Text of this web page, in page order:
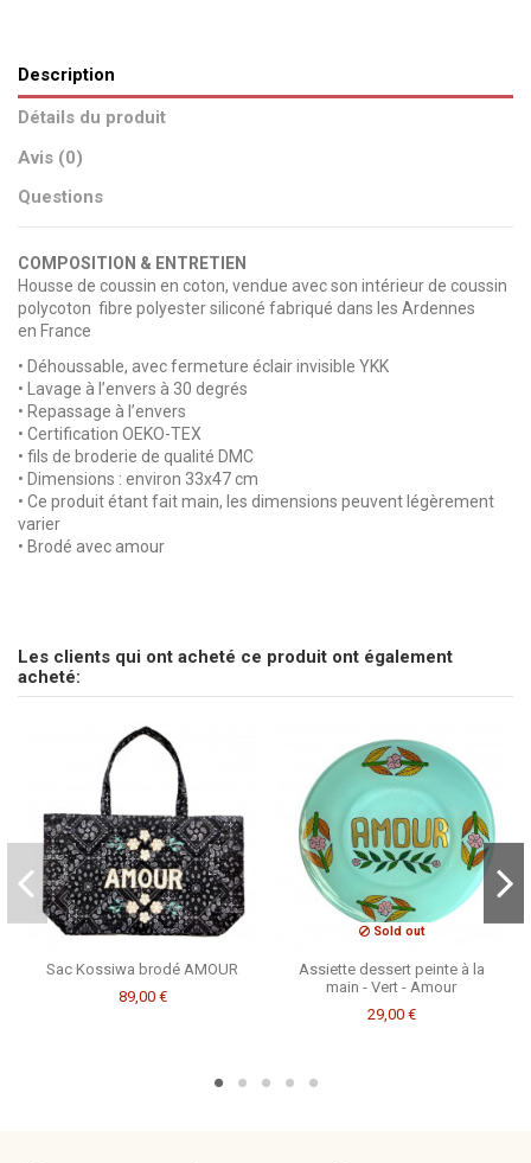
Description
Détails du produit
Avis (0)
Questions
COMPOSITION & ENTRETIEN
Housse de coussin en coton, vendue avec son intérieur de coussin
polycoton fibre polyester siliconé fabriqué dans les Ardennes
en France
• Déhoussable, avec fermeture éclair invisible YKK
• Lavage à l’envers à 30 degrés
• Repassage à l’envers
• Certification OEKO-TEX
• fils de broderie de qualité DMC
• Dimensions : environ 33x47 cm
• Ce produit étant fait main, les dimensions peuvent légèrement
varier
• Brodé avec amour
Tissu
Couleur Broderie
CSAO
Soyez le premier à poser une question sur ce produit !
Les clients qui ont acheté ce produit ont également
acheté:
Sac Kossiwa brodé AMOUR
89,00 €
Sold out
Assiette dessert peinte à la
main - Vert - Amour
29,00 €